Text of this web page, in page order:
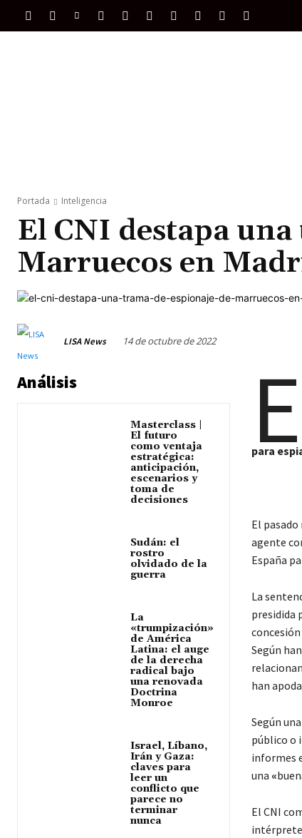
Portada Inteligencia
El CNI destapa
Marruecos en
LISA News 14 de octubre de 2022
Análisis
Masterclass |
El futuro
como ventaja
estratégica:
anticipación,
escenarios y
toma de
decisiones
Sudán: el
rostro
olvidado de la
guerra
La
«trumpización»
de América
Latina: el auge
de la derecha
radical bajo
una renovada
Doctrina
Monroe
Israel, Líbano,
Irán y Gaza:
claves para
leer un
conflicto que
parece no
terminar
nunca
E
para
El
agente
España
La
presidida
Según
han
Según
público o
informes
una «
El CNI
intérprete